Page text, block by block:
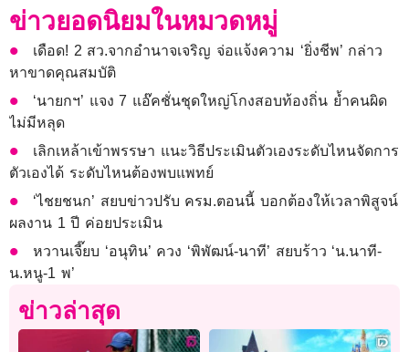
ข่าวยอดนิยมในหมวดหมู่
เดือด! 2 สว.จากอำนาจเจริญ จ่อแจ้งความ ‘ยิ่งชีพ’ กล่าว
หาขาดคุณสมบัติ
‘นายกฯ’ แจง 7 แอ๊คชั่นชุดใหญ่โกงสอบท้องถิ่น ย้ำคนผิด
ไม่มีหลุด
เลิกเหล้าเข้าพรรษา แนะวิธีประเมินตัวเองระดับไหนจัดการ
ตัวเองได้ ระดับไหนต้องพบแพทย์
‘ไชยชนก’ สยบข่าวปรับ ครม.ตอนนี้ บอกต้องให้เวลาพิสูจน์
ผลงาน 1 ปี ค่อยประเมิน
หวานเจี๊ยบ ‘อนุทิน’ ควง ‘พิพัฒน์-นาที’ สยบร้าว ‘น.นาที-
น.หนู-1 พ’
ข่าวล่าสุด